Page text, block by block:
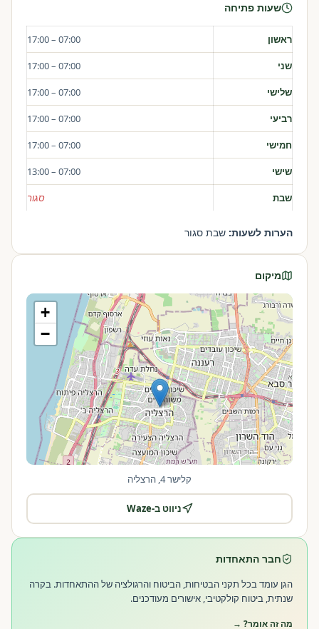
שעות פתיחה
ראשון 07:00 – 17:00
שני 07:00 – 17:00
שלישי 07:00 – 17:00
רביעי 07:00 – 17:00
חמישי 07:00 – 17:00
שישי 07:00 – 13:00
שבת סגור
הערות לשעות: שבת סגור
מיקום
+
−
קלישר 4, הרצליה
ניווט ב-Waze
חבר התאחדות
הגן עומד בכל תקני הבטיחות, הביטוח והרגולציה של ההתאחדות. בקרה
שנתית, ביטוח קולקטיבי, אישורים מעודכנים.
מה זה אומר? →